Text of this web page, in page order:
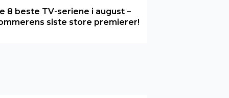
8 beste TV-seriene i august –
siste store premierer!